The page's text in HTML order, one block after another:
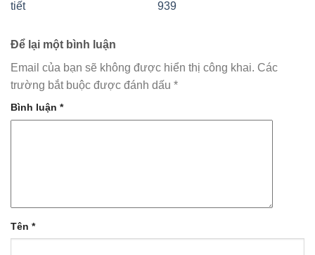
tiết 939
Để lại một bình luận
Email của bạn sẽ không được hiển thị công khai. Các
trường bắt buộc được đánh dấu *
Bình luận *
Tên *